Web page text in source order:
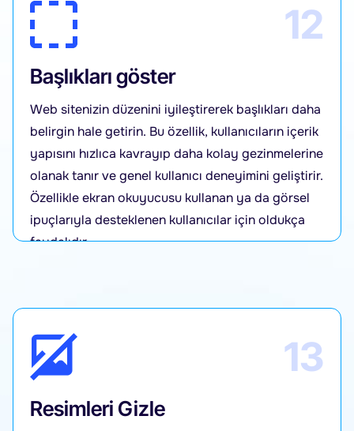
12
Başlıkları göster
Web sitenizin düzenini iyileştirerek başlıkları daha
belirgin hale getirin. Bu özellik, kullanıcıların içerik
yapısını hızlıca kavrayıp daha kolay gezinmelerine
olanak tanır ve genel kullanıcı deneyimini geliştirir.
Özellikle ekran okuyucusu kullanan ya da görsel
ipuçlarıyla desteklenen kullanıcılar için oldukça
faydalıdır.
13
Resimleri Gizle